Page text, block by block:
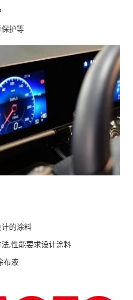
护等
的涂料
,性能要求设计涂料
布液